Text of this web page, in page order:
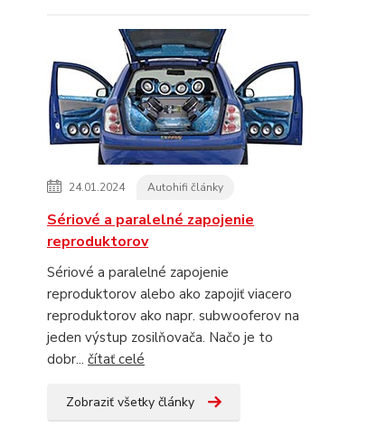
24.01.2024 Autohifi články
Sériové a paralelné zapojenie
reproduktorov
Sériové a paralelné zapojenie
reproduktorov alebo ako zapojiť viacero
reproduktorov ako napr. subwooferov na
jeden výstup zosilňovača. Načo je to
dobr... čítať celé
Zobraziť všetky články